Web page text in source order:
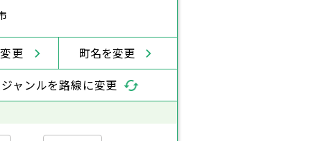
更
町名を変更
ャンルを路線に変更